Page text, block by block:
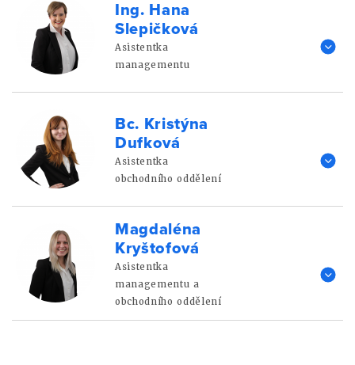
Ing. Hana
Slepičková
Asistentka
managementu
Bc. Kristýna
Dufková
Asistentka
obchodního oddělení
Magdaléna
Kryštofová
Asistentka
managementu a
obchodního oddělení